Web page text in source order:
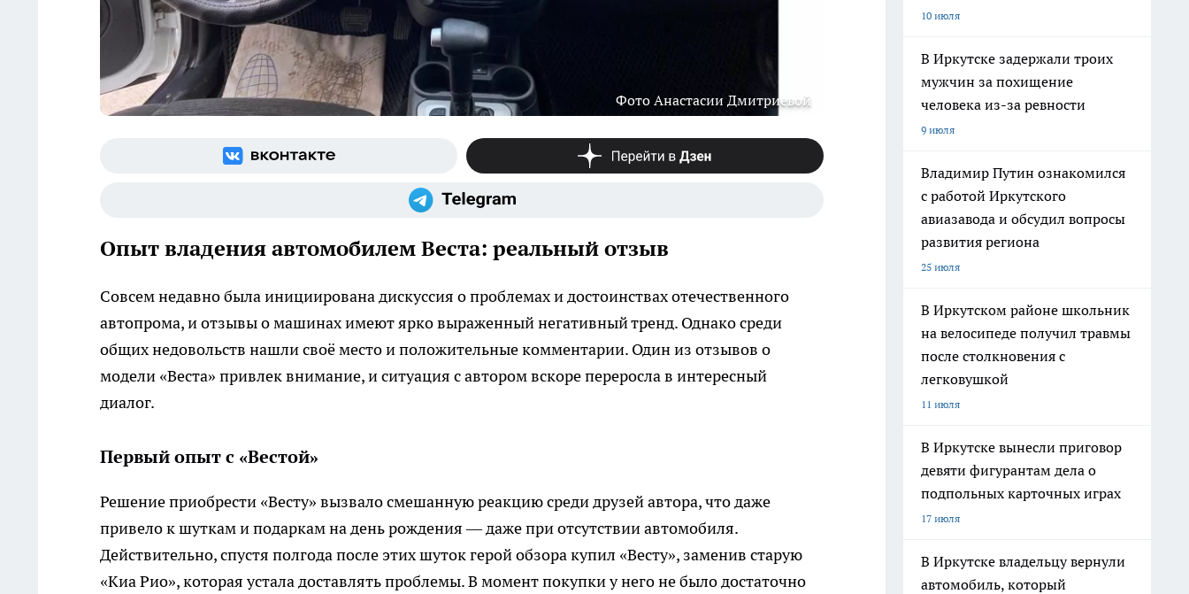
Фото Анастасии Дмитриевой
Опыт владения автомобилем Веста: реальный отзыв
Совсем недавно была инициирована дискуссия о проблемах и достоинствах отечественного
автопрома, и отзывы о машинах имеют ярко выраженный негативный тренд. Однако среди
общих недовольств нашли своё место и положительные комментарии. Один из отзывов о
модели «Веста» привлек внимание, и ситуация с автором вскоре переросла в интересный
диалог.
Первый опыт с «Вестой»
Решение приобрести «Весту» вызвало смешанную реакцию среди друзей автора, что даже
привело к шуткам и подаркам на день рождения — даже при отсутствии автомобиля.
Действительно, спустя полгода после этих шуток герой обзора купил «Весту», заменив старую
«Киа Рио», которая устала доставлять проблемы. В момент покупки у него не было достаточно
10 июля
В Иркутске задержали троих
мужчин за похищение
человека из-за ревности
9 июля
Владимир Путин ознакомился
с работой Иркутского
авиазавода и обсудил вопросы
развития региона
25 июля
В Иркутском районе школьник
на велосипеде получил травмы
после столкновения с
легковушкой
11 июля
В Иркутске вынесли приговор
девяти фигурантам дела о
подпольных карточных играх
17 июля
В Иркутске владельцу вернули
автомобиль, который